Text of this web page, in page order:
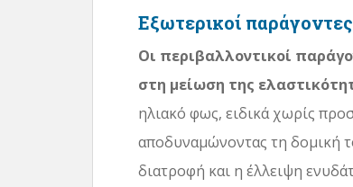
Εξωτερικοί
Οι περιβαλλοντικοί
στη μείωση της
ηλιακό φως, ειδικά χωρίς
αποδυναμώνοντας τη δομική
διατροφή και η έλλειψη